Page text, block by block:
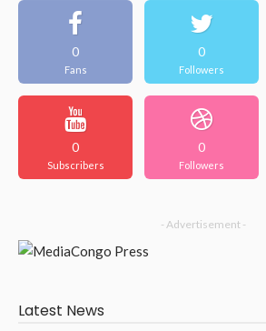
0
Fans
0
Followers
0
Subscribers
0
Followers
- Advertisement -
Latest News